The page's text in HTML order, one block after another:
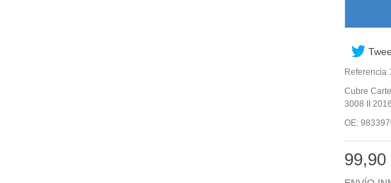
Referencia
Cubre
3008 II
OE:
99,90